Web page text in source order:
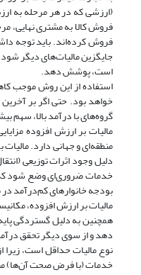
(ارزشی که در هر مرحله به
فروش کالا به مشتری نهایی،
فروش کرده‌اند. باید توجه
جایگزین مالیات‌های دیگر
است، پوشش دهد.
استفاده از این روش موجب
خواهد بود. حتی اگر بر
گروه‌های با درآمد بالا، سهم
مالیات بر ارزش افزوده
منطقه‌ای و جهانی دارد.
دلیل وجود اثرات توزیعی
خدمات ضروری‌ای وضع شود که
بودجه خانوارهای کم‌درآمد در
مالیات بر ارزش افزوده،
همچنین به دلیل گستردگی
دهد و از سوی دیگر تحقق
نوع مالیات حداقل است،
خدمات (با فرض صحت آن‌ها)